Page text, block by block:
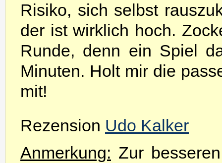
Risiko, sich selbst
der ist wirklich hoch.
Runde, denn ein Spiel
Minuten. Holt mir die
mit!
Rezension Udo Kalker
Anmerkung: Zur